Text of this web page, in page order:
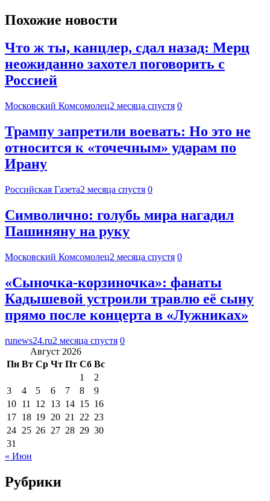
Похожие новости
Что ж ты, канцлер, сдал назад: Мерц
неожиданно захотел поговорить с
Россией
Московский Комсомолец2 месяца спустя 0
Трампу запретили воевать: Но это не
относится к «точечным» ударам по
Ирану
Российская Газета2 месяца спустя 0
Символично: голубь мира нагадил
Пашиняну на руку
Московский Комсомолец2 месяца спустя 0
«Сыночка-корзиночка»: фанаты
Кадышевой устроили травлю её сыну
прямо после концерта в «Лужниках»
runews24.ru2 месяца спустя 0
Август 2026
Пн Вт Ср Чт Пт Сб Вс
1
2
3
4 5 6 7 8
9
10 11 12 13 14 15 16
17 18 19 20 21 22 23
24 25 26 27 28 29 30
31
« Июн
Рубрики